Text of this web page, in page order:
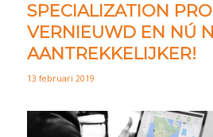
SPECIALIZATION
VERNIEUWD EN NÚ
AANTREKKELIJKER!
13 februari 2019